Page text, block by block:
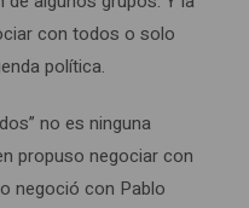
con todos o solo
política.
no es ninguna
propuso negociar con
negoció con Pablo